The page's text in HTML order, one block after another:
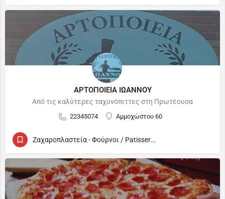
ΑΡΤΟΠΟΙΕΙΑ ΙΩΑΝΝΟΥ
Από τις καλύτερες ταχυνόπιττες στη Πρωτέουσα
22345074 Αμμοχώστου 60
Ζαχαροπλαστεία - Φούρνοι / Patisseries - Bakeries